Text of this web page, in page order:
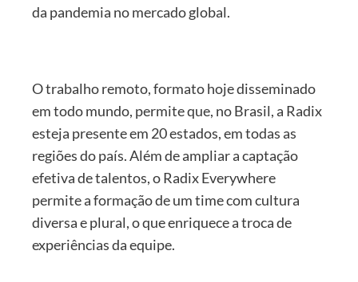
da pandemia no mercado global.
O trabalho remoto, formato hoje disseminado
em todo mundo, permite que, no Brasil, a Radix
esteja presente em 20 estados, em todas as
regiões do país. Além de ampliar a captação
efetiva de talentos, o Radix Everywhere
permite a formação de um time com cultura
diversa e plural, o que enriquece a troca de
experiências da equipe.